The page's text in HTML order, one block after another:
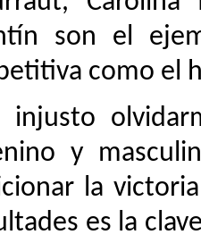
son el
como el
injusto
y
la
es la